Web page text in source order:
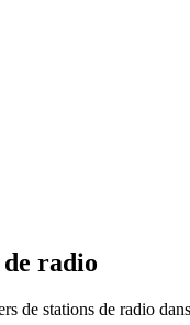
radio
de stations de radio